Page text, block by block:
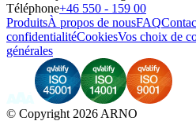
Téléphone+46 550 - 159 00
ProduitsÀ propos de nousFAQ
confidentialitéCookiesVos choix de
générales
© Copyright 2026 ARNO